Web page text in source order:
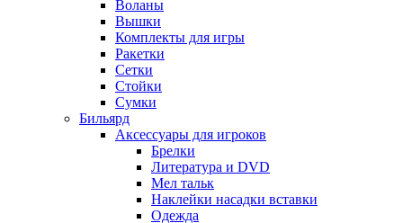
Воланы
Вышки
Комплекты для игры
Ракетки
Сетки
Стойки
Сумки
Бильярд
Аксессуары для игроков
Брелки
Литература и DVD
Мел тальк
Наклейки насадки вставки
Одежда